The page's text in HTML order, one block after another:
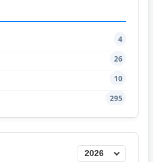
4
26
10
295